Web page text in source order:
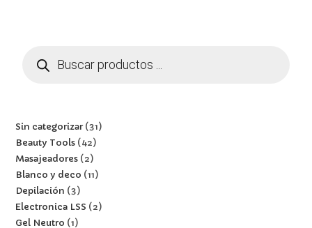
Sin categorizar 31
Beauty Tools 42
Masajeadores 2
Blanco y deco
11
Depilación
3
Electronica LSS
2
Gel Neutro
1